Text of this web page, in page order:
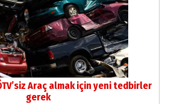
Araç almak için yeni tedbirler
gerek